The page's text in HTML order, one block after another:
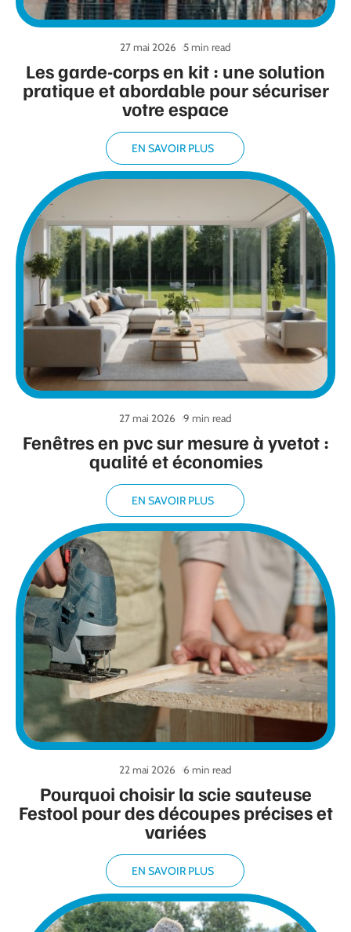
Les garde-corps en kit : une solution
pratique et abordable pour sécuriser
votre espace
27 mai 2026 5 min read
EN SAVOIR PLUS
Fenêtres en pvc sur mesure à yvetot :
qualité et économies
27 mai 2026 9 min read
EN SAVOIR PLUS
Pourquoi choisir la scie sauteuse
Festool pour des découpes précises et
variées
22 mai 2026 6 min read
EN SAVOIR PLUS